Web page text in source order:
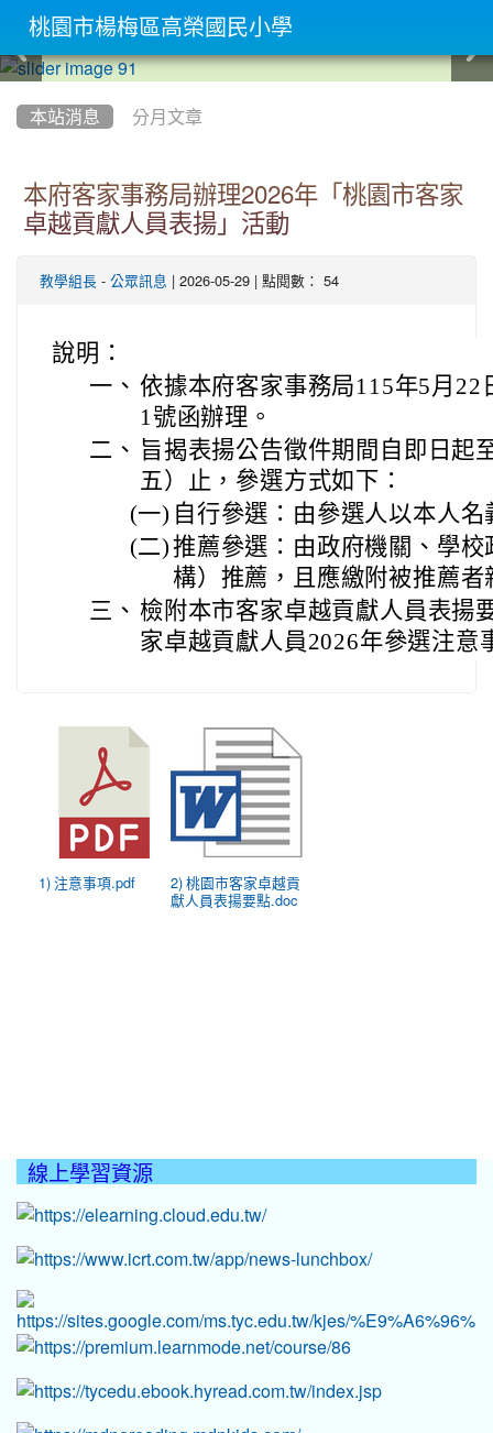
本站消息 分月文章
本府客家事務局辦理2026年「桃園市客家
卓越貢獻人員表揚」活動
教學組長 - 公眾訊息 | 2026-05-29 | 點閱數： 54
說明：
一、 依據本府客家事務局115年5月22
1號函辦理。
二、 旨揭表揚公告徵件期間自即日起
五）止，參選方式如下：
(一) 自行參選：由參選人以本人
(二)推薦參選：由政府機關、學
構）推薦，且應繳附被推薦
三、 檢附本市客家卓越貢獻人員表揚
家卓越貢獻人員2026年參選注意
1) 注意事項.pdf
2) 桃園市客家卓越貢
獻人員表揚要點.doc
線上學習資源
桃園市楊梅區高榮國民小學